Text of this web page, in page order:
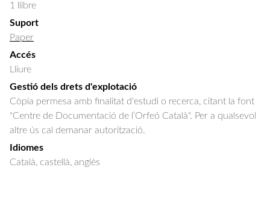
1 llibre
Suport
Paper
Accés
Lliure
Gestió dels drets d'explotació
Còpia permesa amb finalitat d'estudi o recerca, citant la font
"Centre de Documentació de l’Orfeó Català". Per a qualsevol
altre ús cal demanar autorització.
Idiomes
Català, castellà, anglès